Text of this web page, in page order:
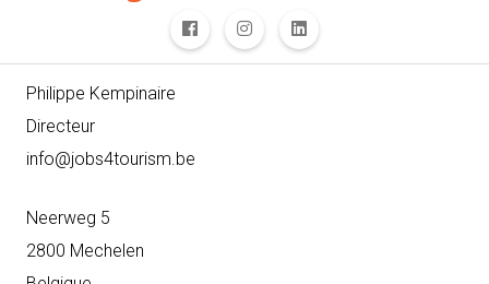
Philippe Kempinaire
Directeur
info@jobs4tourism.be
Neerweg 5
2800 Mechelen